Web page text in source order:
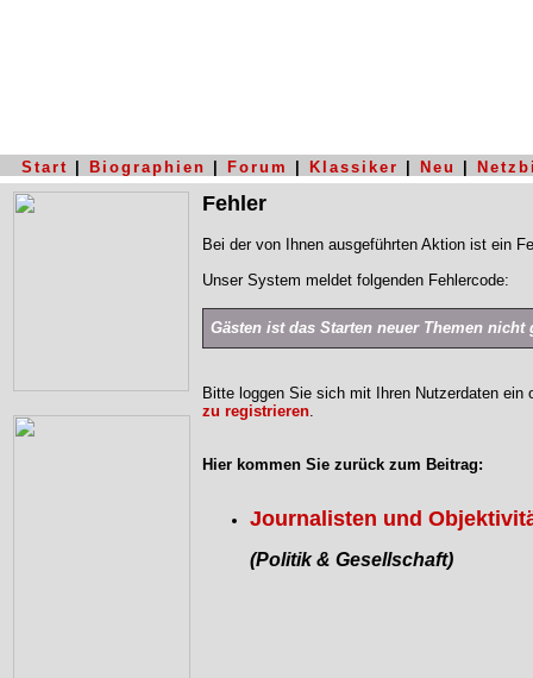
Start Biographien Forum Klassiker Neu
Fehler
Bei der von Ihnen ausgeführten Aktion ist ein
Unser System meldet folgenden Fehlercode:
Gästen ist das Starten neuer Themen nicht
Bitte loggen Sie sich mit Ihren Nutzerdaten
zu registrieren.
Hier kommen Sie zurück zum Beitrag:
Journalisten und
(Politik & Gesellschaft)